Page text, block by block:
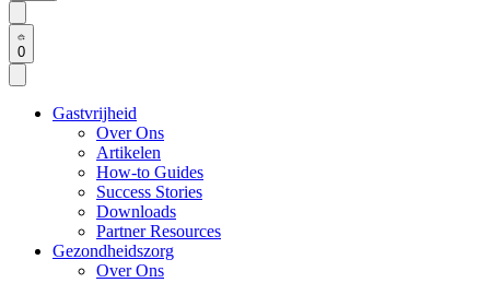
0
Gastvrijheid
Over Ons
Artikelen
How-to Guides
Success Stories
Downloads
Partner Resources
Gezondheidszorg
Over Ons